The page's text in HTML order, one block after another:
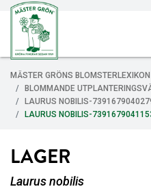
MÄSTER GRÖNS BLOMSTERLEXIKON
BLOMMANDE
LAURUS NOBILIS-
LAURUS NOBILIS-
LAGER
Laurus nobilis